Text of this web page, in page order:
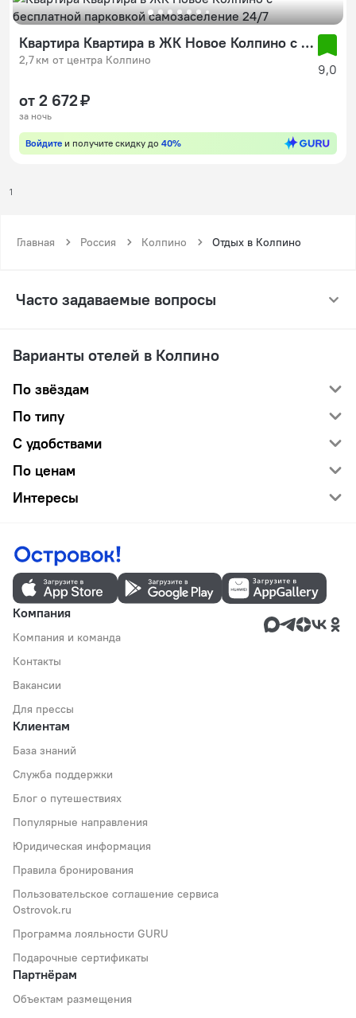
Квартира Квартира в ЖК Новое Колпино с бесплатной парковкой самозаселение 24/7
2,7 км от центра Колпино
9,0
от 2 672 ₽
за ночь
Войдите и получите скидку до 40%
1
Главная Россия Колпино Отдых в Колпино
Часто задаваемые вопросы
Варианты отелей в Колпино
По звёздам
По типу
С удобствами
По ценам
Интересы
Компания
Компания и команда
Контакты
Вакансии
Для прессы
Клиентам
База знаний
Служба поддержки
Блог о путешествиях
Популярные направления
Юридическая информация
Правила бронирования
Пользовательское соглашение сервиса
Ostrovok.ru
Программа лояльности GURU
Подарочные сертификаты
Партнёрам
Объектам размещения